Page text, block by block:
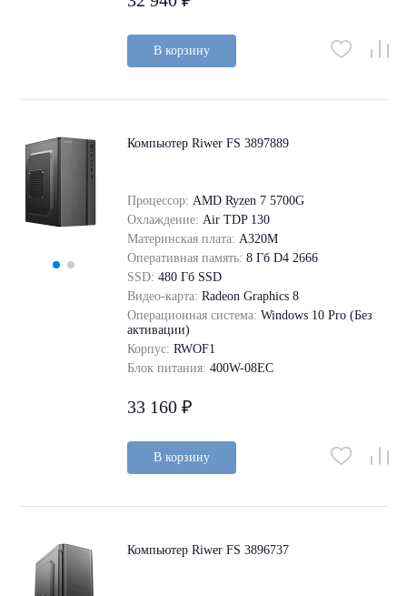
В корзину
Компьютер Riwer FS 3897889
Процессор: AMD Ryzen 7 5700G
Охлаждение: Air TDP 130
Материнская плата: A320M
Оперативная память: 8 Гб D4 2666
SSD: 480 Гб SSD
Видео-карта: Radeon Graphics 8
Операционная система: Windows 10 Pro (Без
активации)
Корпус: RWOF1
Блок питания: 400W-08EC
33 160 ₽
В корзину
Компьютер Riwer FS 3896737